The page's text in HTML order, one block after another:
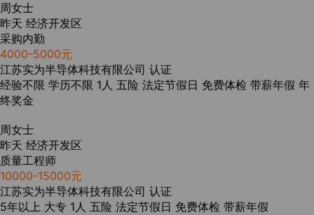
周女士
昨天 经济开发区
采购内勤
4000-5000元
江苏实为半导体科技有限公司 认证
经验不限 学历不限 1人 五险 法定节假日 免费体检 带薪年假 年
终奖金
周女士
昨天 经济开发区
质量工程师
10000-15000元
江苏实为半导体科技有限公司 认证
5年以上 大专 1人 五险 法定节假日 免费体检 带薪年假